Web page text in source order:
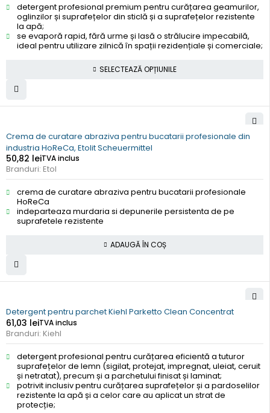
detergent profesional premium pentru curățarea geamurilor,
oglinzilor și suprafețelor din sticlă și a suprafețelor rezistente
la apă;
se evaporă rapid, fără urme și lasă o strălucire impecabilă,
ideal pentru utilizare zilnică în spații rezidențiale și comerciale;
SELECTEAZĂ OPȚIUNILE
Crema de curatare abraziva pentru bucatarii profesionale din
industria HoReCa, Etolit Scheuermittel
50,82 leiTVA inclus
Branduri: Etol
crema de curatare abraziva pentru bucatarii profesionale
HoReCa
indeparteaza murdaria si depunerile persistenta de pe
suprafetele rezistente
ADAUGĂ ÎN COȘ
Detergent pentru parchet Kiehl Parketto Clean Concentrat
61,03 leiTVA inclus
Branduri: Kiehl
detergent profesional pentru curățarea eficientă a tuturor
suprafețelor de lemn (sigilat, protejat, impregnat, uleiat, ceruit
și netratat), precum și a parchetului finisat și laminat;
potrivit inclusiv pentru curățarea suprafețelor și a pardoselilor
rezistente la apă și a celor care au aplicat un strat de
protecție;